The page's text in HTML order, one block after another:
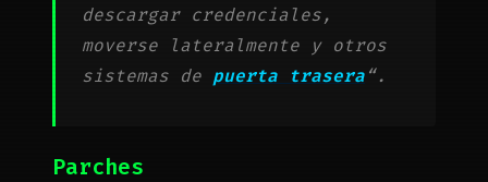
descargar credenciales,
moverse lateralmente y otros
sistemas de puerta trasera“.
Parches